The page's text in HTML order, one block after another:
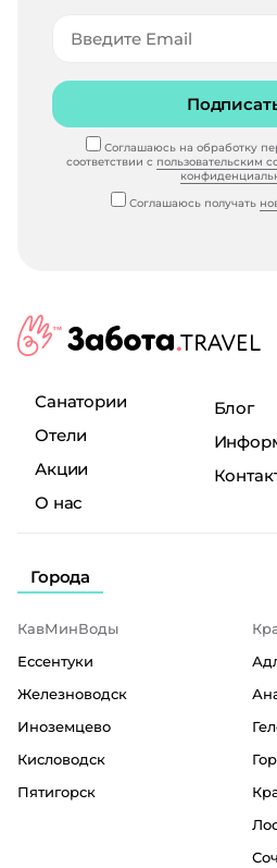
Соглашаюсь на обработку
соответствии с пользовательским
Соглашаюсь получать
Санатории
Отели
Акции
О нас
Блог
Города
КавМинВоды
Ессентуки
Железноводск
Иноземцево
Кисловодск
Пятигорск